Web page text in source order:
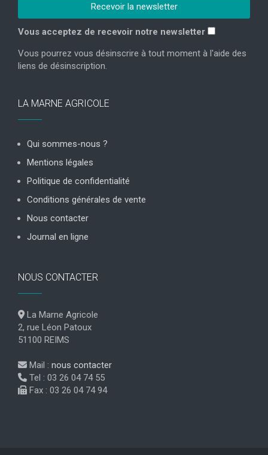
Vous acceptez de recevoir notre newsletter
Vous pourrez vous désinscrire à tout moment à l'aide des
liens de désinscription.
LA MARNE AGRICOLE
Qui sommes-nous ?
Mentions légales
Politique de confidentialité
Conditions générales de vente
Nous contacter
Journal en ligne
NOUS CONTACTER
La Marne Agricole
2, rue Léon Patoux
51100 REIMS
Mail : nous contacter
Tel : 03 26 04 74 55
Fax : 03 26 04 74 94